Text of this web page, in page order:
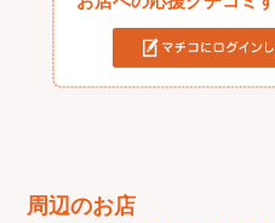
周辺のお店